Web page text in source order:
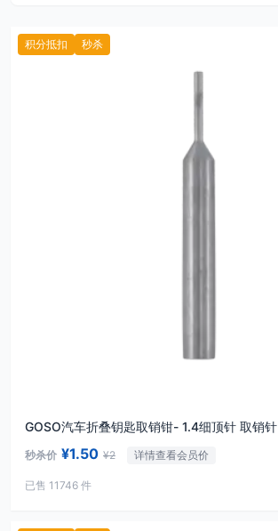
积分抵扣 秒杀
GOSO汽车折叠钥匙取销钳-​​​​​​​ 1.4细顶针 取销针
秒杀价 ¥1.50 ¥2 详情查看会员价
已售 11746 件